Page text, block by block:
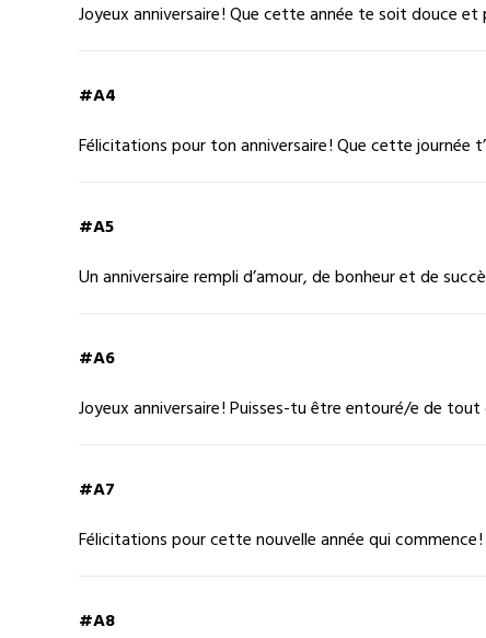
Joyeux anniversaire ! Que cette année te soit douce
#A4
Félicitations pour ton anniversaire ! Que cette journée
#A5
Un anniversaire rempli d’amour, de bonheur et de
#A6
Joyeux anniversaire ! Puisses-tu être entouré/e de
#A7
Félicitations pour cette nouvelle année qui commence
#A8